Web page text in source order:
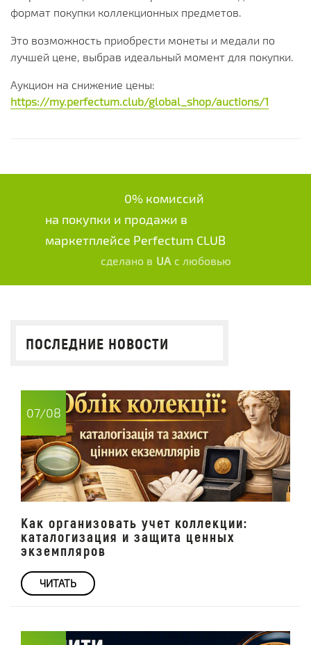
формат покупки коллекционных предметов.
Это возможность приобрести монеты и медали по
лучшей цене, выбрав идеальный момент для покупки.
Аукцион на снижение цены:
https://my.perfectum.club/global_shop/auctions/1
0% комиссий
на покупки и продажи в
маркетплейсе Perfectum CLUB
сделано в UA с любовью
ПОСЛЕДНИЕ НОВОСТИ
07/08
Как организовать учет коллекции:
каталогизация и защита ценных
экземпляров
ЧИТАТЬ